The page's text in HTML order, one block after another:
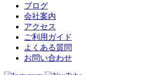
ブログ
会社案内
アクセス
ご利用ガイド
よくある質問
お問い合わせ